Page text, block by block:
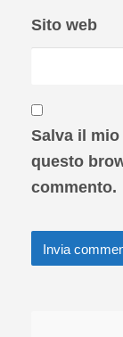
Sito web
Salva il
questo
commento.